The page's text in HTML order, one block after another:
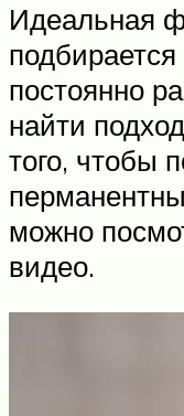
Идеальная
постоянно
найти
того, чтобы
можно
видео.